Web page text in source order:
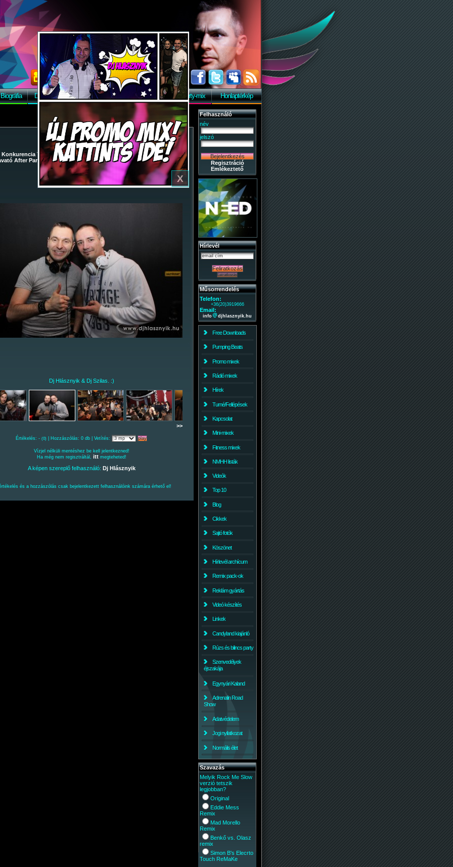
X
Biográfia Discográfia Képek Letöltés Vendégkönyv Party-mix Honlaptérkép
Konkurencia The Club / 2014-11-29 - Lights Off / Last Night
After Party/ 78
Dj Hlásznyik & Dj Szilas. :)
>>
Értékelés: - (0) | Hozzászólás: 0 db | Vetítés:
Vízjel nélküli mentéshez be kell jelentkezned!
Ha még nem regisztráltál, ittmegteheted!
A képen szereplő felhasználó: Dj Hlásznyik
és a hozzászólás csak bejelentkezett felhasználóink számára érhető el!
Felhasználó
név
jelszó
Regisztráció
Emlékeztető
Hírlevél
Műsorrendelés
Telefon:
+36(20)3919666
Email:
info djhlasznyik.hu
Free Downloads
Pumping Beats
Promo mixek
Rádió mixek
Hírek
Turné/Fellépések
Kapcsolat
Mini-mixek
Fitness mixek
NMHH listák
Videók
Top 10
Blog
Cikkek
Sajtó fotók
Köszönet
Hírlevél archícum
Remix pack-ok
Reklám gyártás
Videó készítés
Linkek
Candyland kiajánló
Rúzs és bilincs party
Szenvedélyek
éjszakája
Egynyári Kaland
Adrenalin Road
Show
Adatvédelem
Jogi nyilatkozat
Normális élet
Szavazás
Melyik Rock Me Slow
verzió tetszik
legjobban?
Original
Eddie Mess
Remix
Mad Morello
Remix
Benkő vs. Olasz
remix
Simon B's Elecrto
Touch ReMaKe